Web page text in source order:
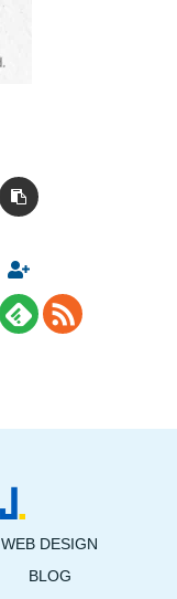
WEB DESIGN
BLOG